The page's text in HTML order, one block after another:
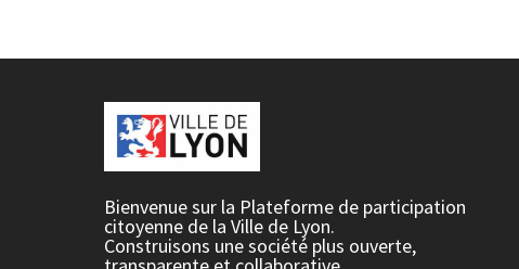
Bienvenue sur la Plateforme de participation
citoyenne de la Ville de Lyon.
Construisons une société plus ouverte,